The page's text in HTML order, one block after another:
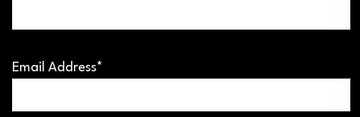
Email Address*